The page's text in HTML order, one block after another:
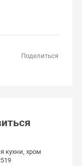
Поделиться
кухни, хром